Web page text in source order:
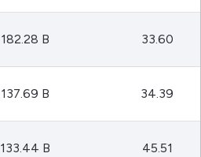
182.28 B 33.60
137.69 B 34.39
133.44 B 45.51